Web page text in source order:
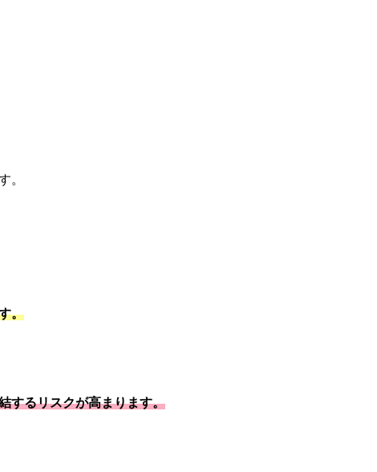
。
。
するリスクが高まります。